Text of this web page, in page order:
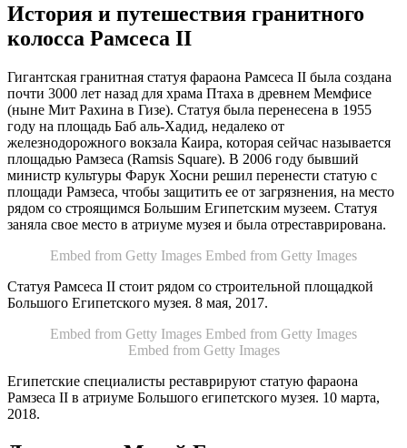
История и путешествия гранитного
колосса Рамсеса II
Гигантская гранитная статуя фараона Рамсеса II была создана
почти 3000 лет назад для храма Птаха в древнем Мемфисе
(ныне Мит Рахина в Гизе). Статуя была перенесена в 1955
году на площадь Баб аль-Хадид, недалеко от
железнодорожного вокзала Каира, которая сейчас называется
площадью Рамзеса (Ramsis Square). В 2006 году бывший
министр культуры Фарук Хосни решил перенести статую с
площади Рамзеса, чтобы защитить ее от загрязнения, на место
рядом со строящимся Большим Египетским музеем. Статуя
заняла свое место в атриуме музея и была отреставрирована.
Embed from Getty Images Embed from Getty Images
Статуя Рамсеса II стоит рядом со строительной площадкой
Большого Египетского музея. 8 мая, 2017.
Embed from Getty Images Embed from Getty Images
Embed from Getty Images
Египетские специалисты реставрируют статую фараона
Рамзеса II в атриуме Большого египетского музея. 10 марта,
2018.